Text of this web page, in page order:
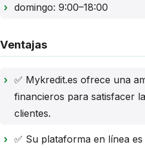
domingo: 9:00–18:00
Ventajas
✅ Mykredit.es ofrece una
financieros para satisfacer
clientes.
✅ Su plataforma en línea